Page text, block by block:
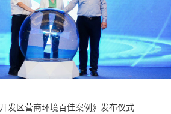
发区营商环境百佳案例》发布仪式